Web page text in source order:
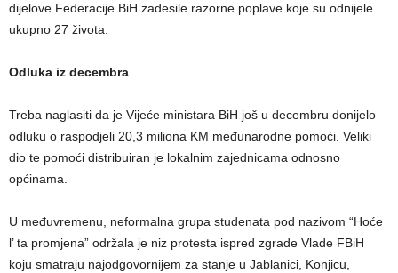
dijelove Federacije BiH zadesile razorne poplave koje su odnijele
ukupno 27 života.
Odluka iz decembra
Treba naglasiti da je Vijeće ministara BiH još u decembru donijelo
odluku o raspodjeli 20,3 miliona KM međunarodne pomoći. Veliki
dio te pomoći distribuiran je lokalnim zajednicama odnosno
općinama.
U međuvremenu, neformalna grupa studenata pod nazivom “Hoće
l’ ta promjena” održala je niz protesta ispred zgrade Vlade FBiH
koju smatraju najodgovornijem za stanje u Jablanici, Konjicu,